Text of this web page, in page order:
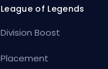
League of Legends
Division Boost
Placement